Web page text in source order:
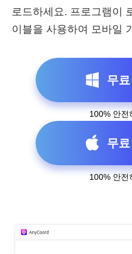
로드하세요. 프로그램이
이블을 사용하여 모바일
무
100% 안전
무
100% 안전